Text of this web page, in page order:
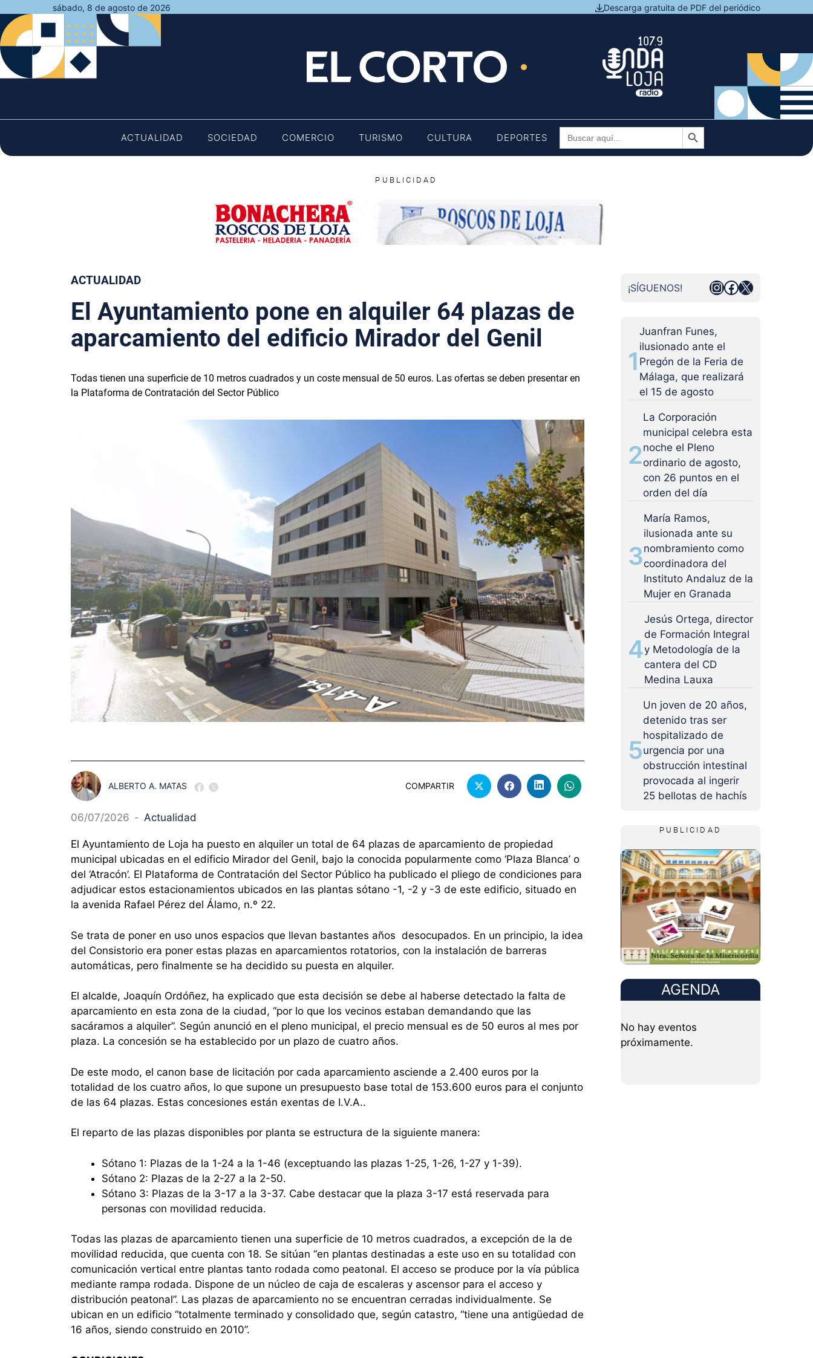
al
contenido
sábado, 8 de agosto de 2026 Descarga gratuita de PDF del periódico
ACTUALIDAD SOCIEDAD COMERCIO TURISMO CULTURA DEPORTES
Buscar: Botón de búsqueda
PUBLICIDAD
ACTUALIDAD
El Ayuntamiento pone en alquiler 64 plazas de
aparcamiento del edificio Mirador del Genil
Todas tienen una superficie de 10 metros cuadrados y un coste mensual de 50 euros. Las ofertas se deben presentar en
la Plataforma de Contratación del Sector Público
ALBERTO A. MATAS COMPARTIR
06/07/2026 - Actualidad
El Ayuntamiento de Loja ha puesto en alquiler un total de 64 plazas de aparcamiento de propiedad
municipal ubicadas en el edificio Mirador del Genil, bajo la conocida popularmente como ‘Plaza Blanca’ o
del ‘Atracón’. El Plataforma de Contratación del Sector Público ha publicado el pliego de condiciones para
adjudicar estos estacionamientos ubicados en las plantas sótano -1, -2 y -3 de este edificio, situado en
la avenida Rafael Pérez del Álamo, n.º 22.
Se trata de poner en uso unos espacios que llevan bastantes años desocupados. En un principio, la idea
del Consistorio era poner estas plazas en aparcamientos rotatorios, con la instalación de barreras
automáticas, pero finalmente se ha decidido su puesta en alquiler.
El alcalde, Joaquín Ordóñez, ha explicado que esta decisión se debe al haberse detectado la falta de
aparcamiento en esta zona de la ciudad, “por lo que los vecinos estaban demandando que las
sacáramos a alquiler”. Según anunció en el pleno municipal, el precio mensual es de 50 euros al mes por
plaza. La concesión se ha establecido por un plazo de cuatro años.
De este modo, el canon base de licitación por cada aparcamiento asciende a 2.400 euros por la
totalidad de los cuatro años, lo que supone un presupuesto base total de 153.600 euros para el conjunto
de las 64 plazas. Estas concesiones están exentas de I.V.A..
El reparto de las plazas disponibles por planta se estructura de la siguiente manera:
Sótano 1: Plazas de la 1-24 a la 1-46 (exceptuando las plazas 1-25, 1-26, 1-27 y 1-39).
Sótano 2: Plazas de la 2-27 a la 2-50.
Sótano 3: Plazas de la 3-17 a la 3-37. Cabe destacar que la plaza 3-17 está reservada para
personas con movilidad reducida.
Todas las plazas de aparcamiento tienen una superficie de 10 metros cuadrados, a excepción de la de
movilidad reducida, que cuenta con 18. Se sitúan “en plantas destinadas a este uso en su totalidad con
comunicación vertical entre plantas tanto rodada como peatonal. El acceso se produce por la vía pública
mediante rampa rodada. Dispone de un núcleo de caja de escaleras y ascensor para el acceso y
distribución peatonal”. Las plazas de aparcamiento no se encuentran cerradas individualmente. Se
ubican en un edificio “totalmente terminado y consolidado que, según catastro, “tiene una antigüedad de
16 años, siendo construido en 2010”.
¡SÍGUENOS! Instagram
Facebook
X
1
Juanfran Funes,
ilusionado ante el
Pregón de la Feria de
Málaga, que realizará
el 15 de agosto
2
La Corporación
municipal celebra esta
noche el Pleno
ordinario de agosto,
con 26 puntos en el
orden del día
3
María Ramos,
ilusionada ante su
nombramiento como
coordinadora del
Instituto Andaluz de la
Mujer en Granada
4
Jesús Ortega, director
de Formación Integral
y Metodología de la
cantera del CD
Medina Lauxa
5
Un joven de 20 años,
detenido tras ser
hospitalizado de
urgencia por una
obstrucción intestinal
provocada al ingerir
25 bellotas de hachís
PUBLICIDAD
AGENDA
No hay eventos
próximamente.